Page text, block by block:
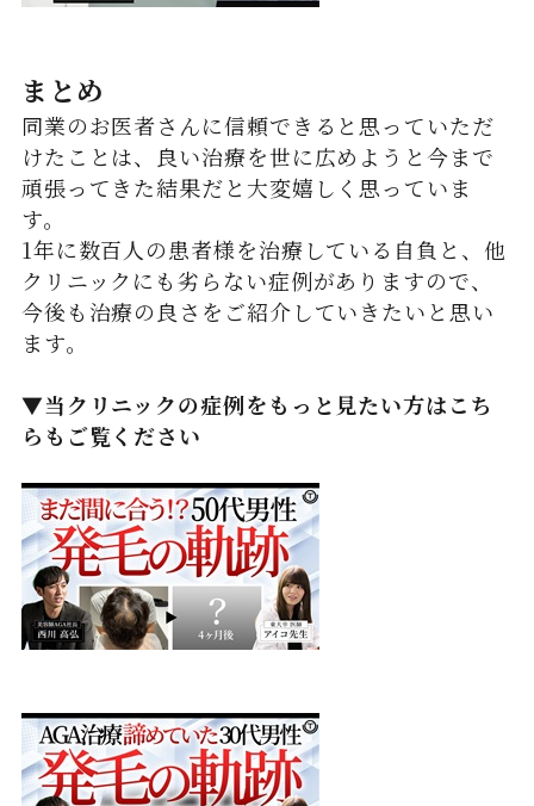
まとめ
同業のお医者さんに信頼できると思っていただ
けたことは、良い治療を世に広めようと今まで
頑張ってきた結果だと大変嬉しく思っていま
す。
1年に数百人の患者様を治療している自負と、他
クリニックにも劣らない症例がありますので、
今後も治療の良さをご紹介していきたいと思い
ます。
▼当クリニックの症例をもっと見たい方はこち
らもご覧ください